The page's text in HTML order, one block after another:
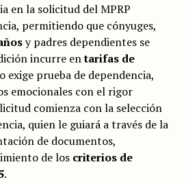
en la solicitud del MPRP
permitiendo que cónyuges,
y padres dependientes se
incurre entarifas de
exige prueba de dependencia,
emocionales con el rigor
comienza con la selección
quien le guiará a través de la
de documentos,
de los criterios de
.